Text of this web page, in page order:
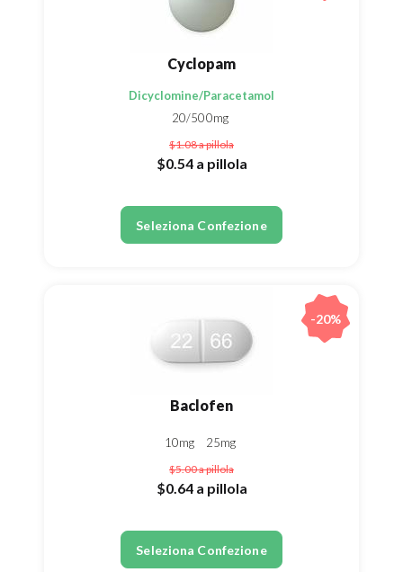
Cyclopam
Dicyclomine/Paracetamol
20/500mg
$1.08a pillola
$0.54 a pillola
Seleziona Confezione
Baclofen
10mg 25mg
$5.00a pillola
$0.64 a pillola
Seleziona Confezione
-20%